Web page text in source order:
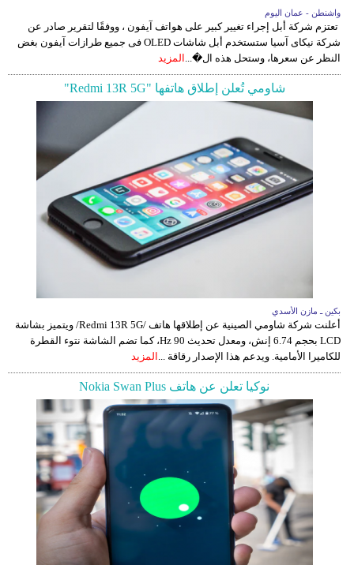
واشنطن - عمان اليوم
تعتزم شركة أبل إجراء تغيير كبير على هواتف آيفون ، ووفقًا لتقرير صادر عن
شركة نيكاى آسيا ستستخدم أبل شاشات OLED فى جميع طرازات آيفون بغض
النظر عن سعرها، وستحل هذه ال�... المزيد
شاومي تُعلن إطلاق هاتفها "Redmi 13R 5G"
بكين ـ مازن الأسدي
أعلنت شركة شاومي الصينية عن إطلاقها هاتف /Redmi 13R 5G/ ويتميز بشاشة
LCD بحجم 6.74 إنش، ومعدل تحديث 90 Hz، كما تضم الشاشة نتوء القطرة
للكاميرا الأمامية. ويدعم هذا الإصدار رقاقة ... المزيد
نوكيا تعلن عن هاتف Nokia Swan Plus